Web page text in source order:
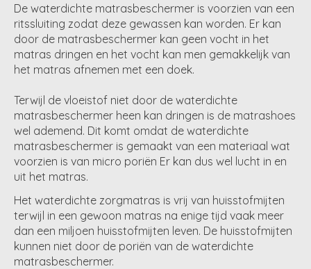
De waterdichte matrasbeschermer is voorzien van een
ritssluiting zodat deze gewassen kan worden. Er kan
door de matrasbeschermer kan geen vocht in het
matras dringen en het vocht kan men gemakkelijk van
het matras afnemen met een doek.
Terwijl de vloeistof niet door de waterdichte
matrasbeschermer heen kan dringen is de matrashoes
wel ademend. Dit komt omdat de waterdichte
matrasbeschermer is gemaakt van een materiaal wat
voorzien is van micro poriën Er kan dus wel lucht in en
uit het matras.
Het waterdichte zorgmatras is vrij van huisstofmijten
terwijl in een gewoon matras na enige tijd vaak meer
dan een miljoen huisstofmijten leven. De huisstofmijten
kunnen niet door de poriën van de waterdichte
matrasbeschermer.